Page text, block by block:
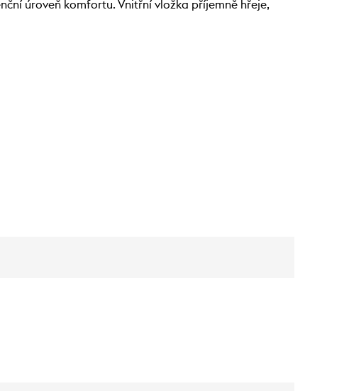
úroveň komfortu. Vnitřní vložka příjemně hřeje,